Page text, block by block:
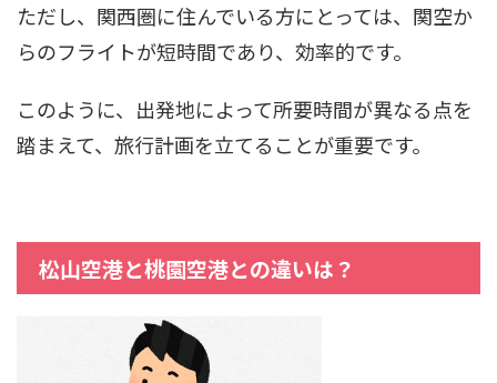
ただし、関西圏に住んでいる方にとっては、関空か
らのフライトが短時間であり、効率的です。
このように、出発地によって所要時間が異なる点を
踏まえて、旅行計画を立てることが重要です。
松山空港と桃園空港との違いは？